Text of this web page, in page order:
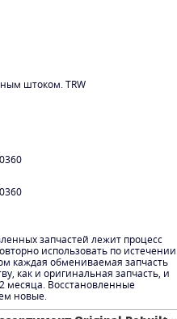
штоком. TRW
запчастей лежит процесс
использовать по истечении
каждая обмениваемая запчасть
как и оригинальная запчасть, и
месяца. Восстановленные
новые.